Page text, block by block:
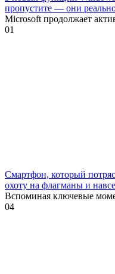
пропустите — они
Microsoft продолжает
01
Смартфон, который
охоту на флагманы и
Вспоминая ключевые
04